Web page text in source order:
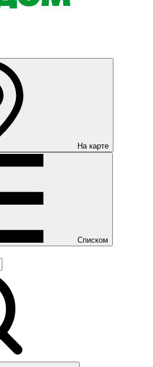
На карте
Списком